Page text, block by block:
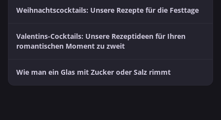
Weihnachtscocktails: Unsere Rezepte für die Festtage
Valentins-Cocktails: Unsere Rezeptideen für Ihren
romantischen Moment zu zweit
Wie man ein Glas mit Zucker oder Salz rimmt